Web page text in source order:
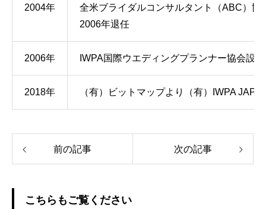
2004年
全米ブライダルコンサルタント（ABC）
2006年退任
2006年 IWPA国際ウエディングプランナー協会設
2018年 （有）ビットマップより（有）IWPA
前の記事 次の記事
こちらもご覧ください